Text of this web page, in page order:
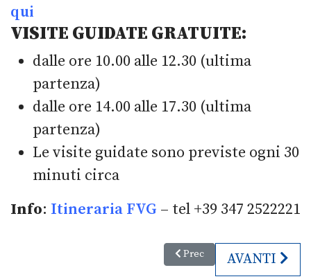
qui
VISITE GUIDATE GRATUITE:
dalle ore 10.00 alle 12.30 (ultima
partenza)
dalle ore 14.00 alle 17.30 (ultima
partenza)
Le visite guidate sono previste ogni 30
minuti circa
Info: Itineraria FVG – tel +39 347 2522221
Articolo precedente: Festa
Prec ARTICOLO
AVANTI